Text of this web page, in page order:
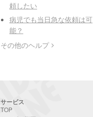
頼したい
病児でも当日急な依頼は可
能？
その他のヘルプ
サービス
TOP